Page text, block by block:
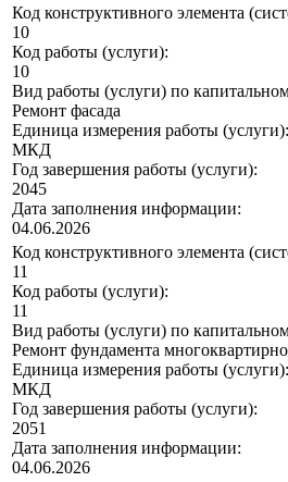
Код конструктивного элемента
10
Код работы (услуги):
10
Вид работы (услуги) по
Ремонт фасада
Единица измерения работы (услуги):
МКД
Год завершения работы (услуги):
2045
Дата заполнения информации:
04.06.2026
Код конструктивного элемента
11
Код работы (услуги):
11
Вид работы (услуги) по
Ремонт фундамента
Единица измерения работы (услуги):
МКД
Год завершения работы (услуги):
2051
Дата заполнения информации:
04.06.2026